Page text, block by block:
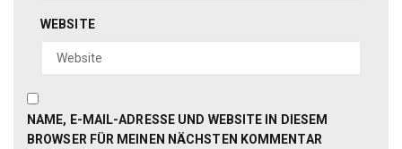
WEBSITE
NAME, E-MAIL-ADRESSE UND WEBSITE IN DIESEM
BROWSER FÜR MEINEN NÄCHSTEN KOMMENTAR